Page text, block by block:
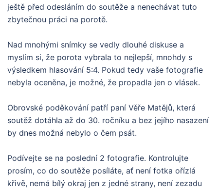
ještě před odesláním do soutěže a nenechávat tuto
zbytečnou práci na porotě.
Nad mnohými snímky se vedly dlouhé diskuse a
myslím si, že porota vybrala to nejlepší, mnohdy s
výsledkem hlasování 5:4. Pokud tedy vaše fotografie
nebyla oceněna, je možné, že propadla jen o vlásek.
Obrovské poděkování patří paní Věře Matějů, která
soutěž dotáhla až do 30. ročníku a bez jejího nasazení
by dnes možná nebylo o čem psát.
Podívejte se na poslední 2 fotografie. Kontrolujte
prosím, co do soutěže posíláte, ať není fotka ořízlá
křivě, nemá bílý okraj jen z jedné strany, není zezadu